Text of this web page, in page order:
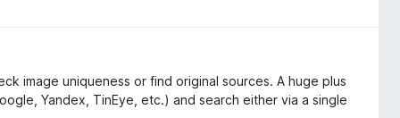
image uniqueness or find original sources. A huge plus
Yandex, TinEye, etc.) and search either via a single